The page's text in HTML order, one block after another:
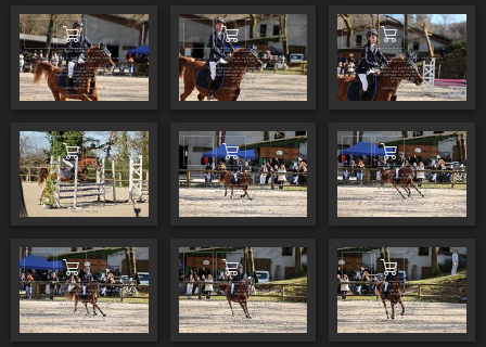
Ajouter au panier Ajouter au panier Ajouter au
Ajouter au panier Ajouter au panier Ajouter au
Ajouter au panier Ajouter au panier Ajouter au